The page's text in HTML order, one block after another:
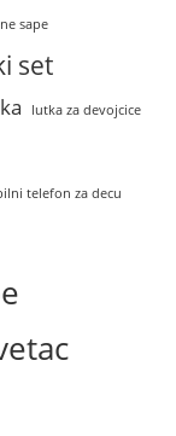
sape
set
lutka za devojcice
telefon za decu